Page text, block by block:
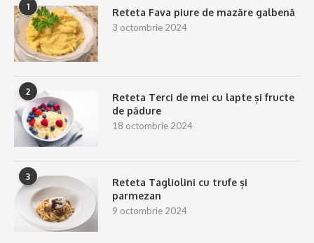
1
Reteta Fava piure de mazăre galbenă
3 octombrie 2024
2
Reteta Terci de mei cu lapte și fructe
de pădure
18 octombrie 2024
3
Reteta Tagliolini cu trufe și
parmezan
9 octombrie 2024